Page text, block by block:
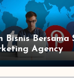
Bisnis Bersama
Agency